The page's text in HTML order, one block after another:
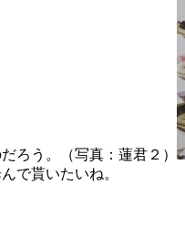
ろう。（写真：蓮君２）
で貰いたいね。